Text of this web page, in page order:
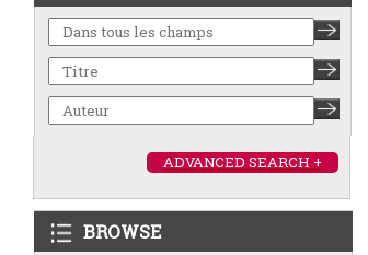
ADVANCED SEARCH +
BROWSE